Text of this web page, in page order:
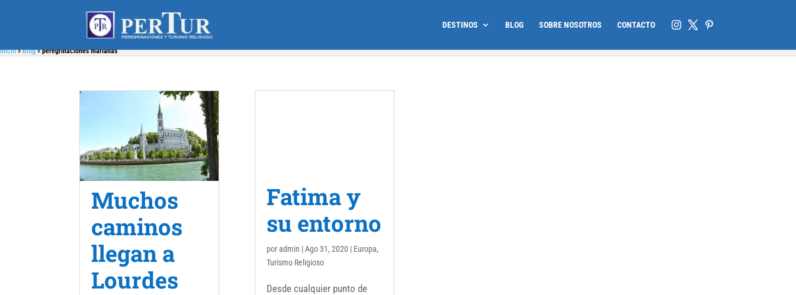
DESTINOS BLOG SOBRE NOSOTROS CONTACTO
Inicio»Blog»peregrinaciones marianas
Muchos
caminos
llegan a
Lourdes
Fatima y
su entorno
poradmin |Ago 31, 2020 | Europa,
Turismo Religioso
Desde cualquier punto de